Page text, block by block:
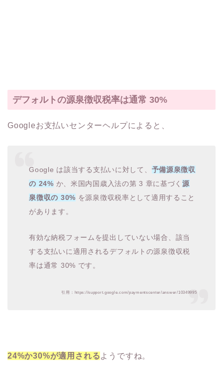
デフォルトの源泉徴収税率は通常 30%
Googleお支払いセンターヘルプによると、
Google は該当する支払いに対して、 予備源泉徴収
の 24% か、米国内国歳入法の第 3 章に基づく源
泉徴収の 30% を源泉徴収税率として適用すること
があります。
有効な納税フォームを提出していない場合、該当
する支払いに適用されるデフォルトの源泉徴収税
率は通常 30% です。
引用：https://support.google.com/paymentscenter/answer/10349995
24%か30%が適用されるようですね。